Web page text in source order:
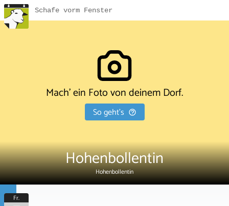
Schafe vorm Fenster
Mach' ein Foto von deinem Dorf.
So geht's
Hohenbollentin
Hohenbollentin
Fr.